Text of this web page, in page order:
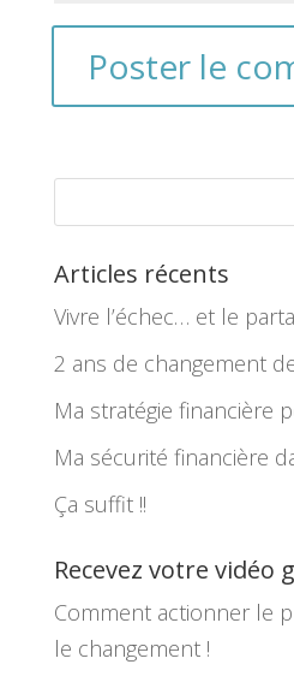
Articles récents
Vivre l’échec… et le
2 ans de changement
Ma stratégie financière
Ma sécurité financière
Ça suffit !!
Recevez votre vidéo
Comment actionner le
le changement !